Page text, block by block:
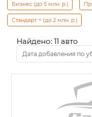
Бизнес (до 5 млн. р.)
Стандарт + (до 2 млн. р.)
Найдено: 11 авто